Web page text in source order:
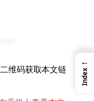
维码获取本文链
←
Index